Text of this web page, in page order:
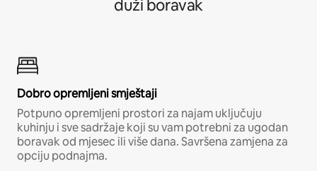
duži boravak
Dobro opremljeni smještaji
Potpuno opremljeni prostori za najam uključuju
kuhinju i sve sadržaje koji su vam potrebni za ugodan
boravak od mjesec ili više dana. Savršena zamjena za
opciju podnajma.